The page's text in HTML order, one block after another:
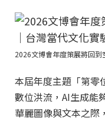
2026文博會年度策展將回
本屆年度主題「第零
數位洪流，AI生成能
華麗圖像與文本之際